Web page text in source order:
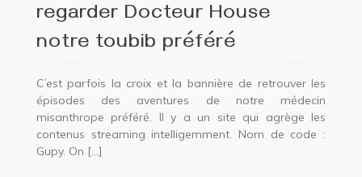
regarder Docteur House
notre toubib préféré
C’est parfois la croix et la bannière de retrouver les
épisodes des aventures de notre médecin
misanthrope préféré. Il y a un site qui agrège les
contenus streaming intelligemment. Nom de code :
Gupy. On […]